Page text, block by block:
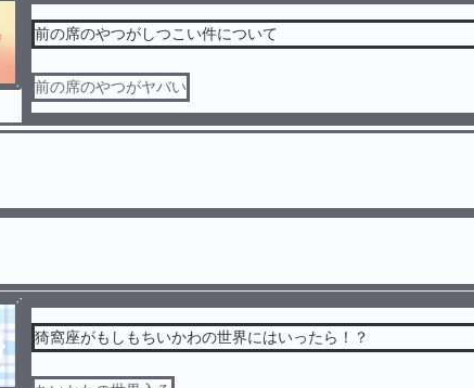
前の席のやつがしつこい件について
前の席のやつがヤバい
猗窩座がもしもちいかわの世界にはいったら！？